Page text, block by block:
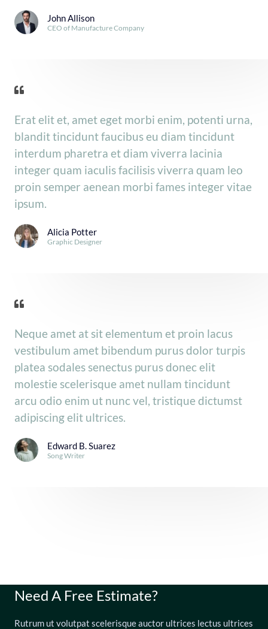
John Allison
CEO of Manufacture Company
Erat elit et, amet eget morbi enim, potenti urna,
blandit tincidunt faucibus eu diam tincidunt
interdum pharetra et diam viverra lacinia
integer quam iaculis facilisis viverra quam leo
proin semper aenean morbi fames integer vitae
ipsum.
Alicia Potter
Graphic Designer
Neque amet at sit elementum et proin lacus
vestibulum amet bibendum purus dolor turpis
platea sodales senectus purus donec elit
molestie scelerisque amet nullam tincidunt
arcu odio enim ut nunc vel, tristique dictumst
adipiscing elit ultrices.
Edward B. Suarez
Song Writer
Need A Free Estimate?
Rutrum ut volutpat scelerisque auctor ultrices lectus ultrices